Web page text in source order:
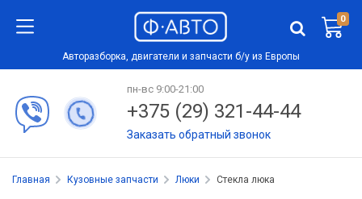
0
Авторазборка, двигатели и запчасти б/у из Европы
пн-вс 9:00-21:00
+375 (29) 321-44-44
Заказать обратный звонок
Главная Кузовные запчасти Люки Стекла люка